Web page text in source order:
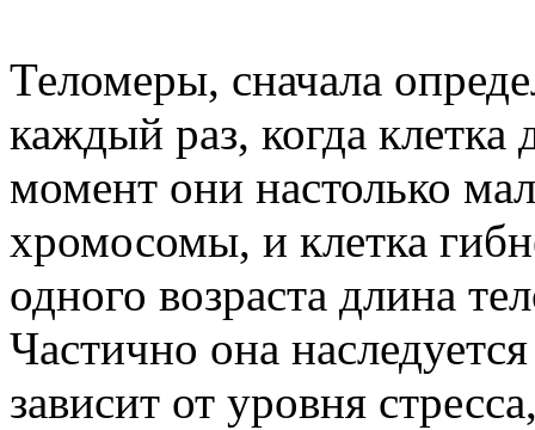
Теломеры, сначала
каждый раз, когда
момент они настолько
хромосомы, и клетка
одного возраста длина
Частично она
зависит от уровня